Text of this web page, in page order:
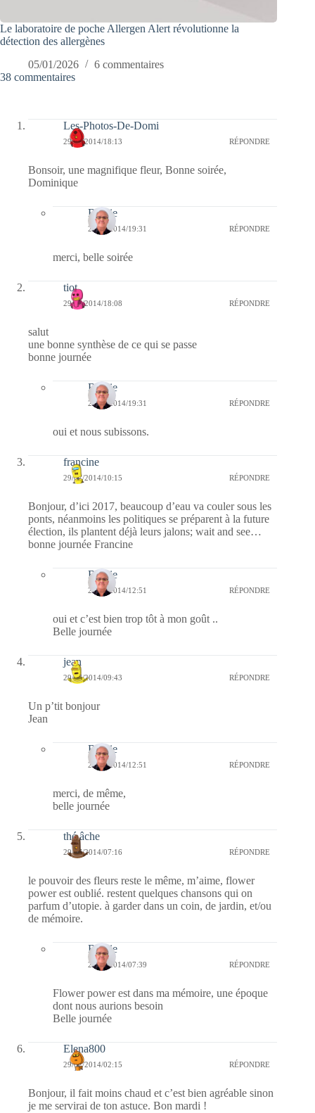
Le laboratoire de poche Allergen Alert révolutionne la
détection des allergènes
05/01/2026
6 commentaires
38 commentaires
Les-Photos-De-Domi
29/07/2014/18:13 RÉPONDRE
Bonsoir, une magnifique fleur, Bonne soirée,
Dominique
Bernie
29/07/2014/19:31 RÉPONDRE
merci, belle soirée
tiot
29/07/2014/18:08 RÉPONDRE
salut
une bonne synthèse de ce qui se passe
bonne journée
Bernie
29/07/2014/19:31 RÉPONDRE
oui et nous subissons.
francine
29/07/2014/10:15 RÉPONDRE
Bonjour, d’ici 2017, beaucoup d’eau va couler sous les
ponts, néanmoins les politiques se préparent à la future
élection, ils plantent déjà leurs jalons; wait and see…
bonne journée Francine
Bernie
29/07/2014/12:51 RÉPONDRE
oui et c’est bien trop tôt à mon goût ..
Belle journée
jean
29/07/2014/09:43 RÉPONDRE
Un p’tit bonjour
Jean
Bernie
29/07/2014/12:51 RÉPONDRE
merci, de même,
belle journée
thé âche
29/07/2014/07:16 RÉPONDRE
le pouvoir des fleurs reste le même, m’aime, flower
power est oublié. restent quelques chansons qui on
parfum d’utopie. à garder dans un coin, de jardin, et/ou
de mémoire.
Bernie
29/07/2014/07:39 RÉPONDRE
Flower power est dans ma mémoire, une époque
dont nous aurions besoin
Belle journée
Elena800
29/07/2014/02:15 RÉPONDRE
Bonjour, il fait moins chaud et c’est bien agréable sinon
je me servirai de ton astuce. Bon mardi !